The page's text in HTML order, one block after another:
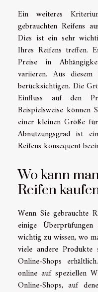
Ein weiteres
gebrauchten Reifens
Dies ist ein sehr
Ihres Reifens treffen.
Preise in
variieren. Aus
berücksichtigen. Die
Einfluss auf den
Beispielsweise können
einer kleinen Größe
Abnutzungsgrad ist
Reifens konsequent
Wo kann
Reifen
Wenn Sie gebrauchte
einige
wichtig zu wissen, wo
viele andere
Online-Shops
online auf speziellen
Online-Shops, auf